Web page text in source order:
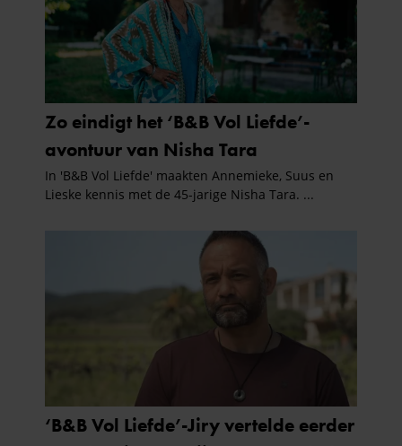
partners voor social media, adverteren en analyse. Deze
partners kunnen deze gegevens combineren met andere
informatie die u aan ze heeft verstrekt of die ze hebben
verzameld op basis van uw gebruik van hun services. U
gaat akkoord met onze cookies als u onze website blijft
gebruiken.